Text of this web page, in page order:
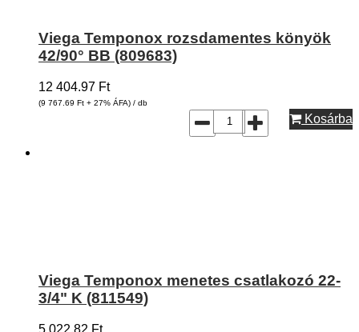
Viega Temponox rozsdamentes könyök
42/90° BB (809683)
12 404.97 Ft
(9 767.69 Ft + 27% ÁFA) / db
Kosárba
Viega Temponox menetes csatlakozó 22-
3/4" K (811549)
5 022.82 Ft